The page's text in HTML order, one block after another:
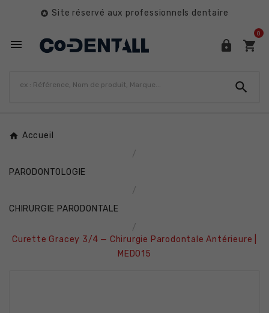
 Site réservé aux professionnels dentaire
  
0

Accueil
PARODONTOLOGIE
CHIRURGIE PARODONTALE
Curette Gracey 3/4 — Chirurgie Parodontale Antérieure |
MED015